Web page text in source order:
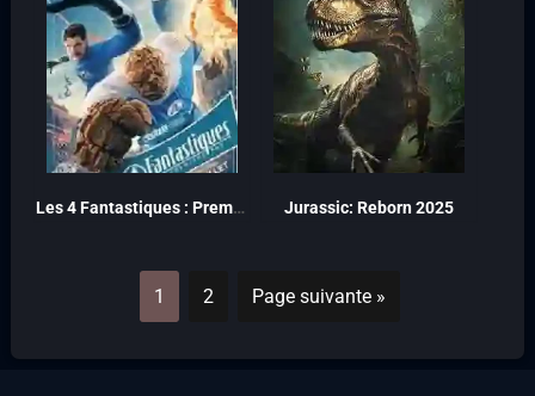
Les 4 Fantastiques : Premiers pas 2025 Jurassic: Reborn 2025
1 2 Page suivante »